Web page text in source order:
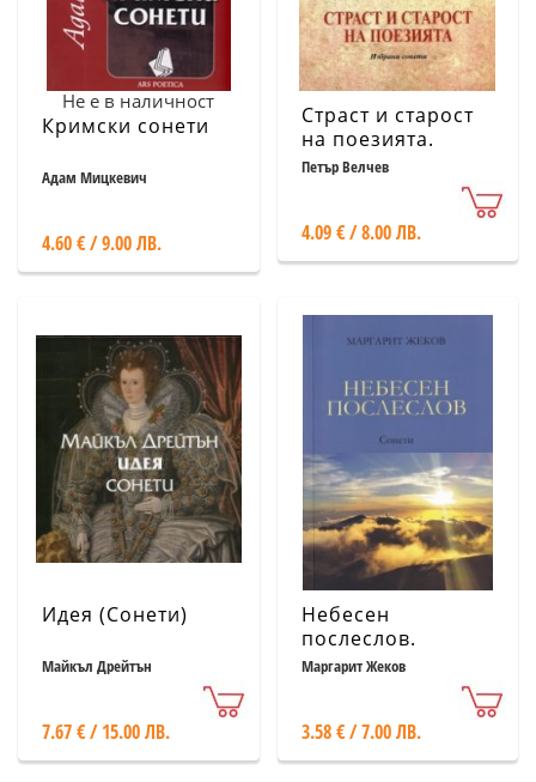
Не е в наличност
Кримски сонети
Адам Мицкевич
4.60 € / 9.00 ЛВ.
Страст и старост
на поезията.
Избрани сонети
Петър Велчев
4.09 € / 8.00 ЛВ.
Идея (Сонети)
Майкъл Дрейтън
7.67 € / 15.00 ЛВ.
Небесен
послеслов.
Сонети
Маргарит Жеков
3.58 € / 7.00 ЛВ.